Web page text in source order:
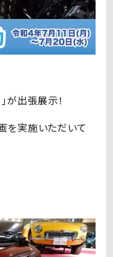
が出張展示！
を実施いただいて